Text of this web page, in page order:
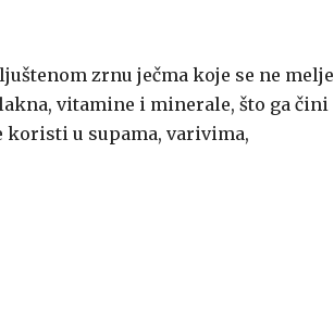
zrnu ječma koje se ne melje
vitamine i minerale, što ga čini
u supama, varivima,